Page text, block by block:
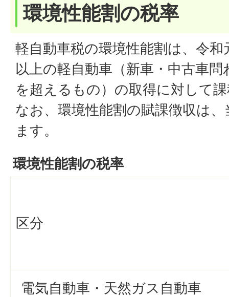
環境性能割の税率
軽自動車税の環境性能割は、令
以上の軽自動車（新車・中古車
を超えるもの）の取得に対して
なお、環境性能割の賦課徴収は
ます。
環境性能割の税率
区分
電気自動車・天然ガス自動車